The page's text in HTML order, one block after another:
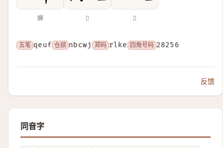
觶 𦨟 𧣄
五笔 qeuf 仓颉 nbcwj 郑码 rlke 四角号码 28256
反馈
同音字